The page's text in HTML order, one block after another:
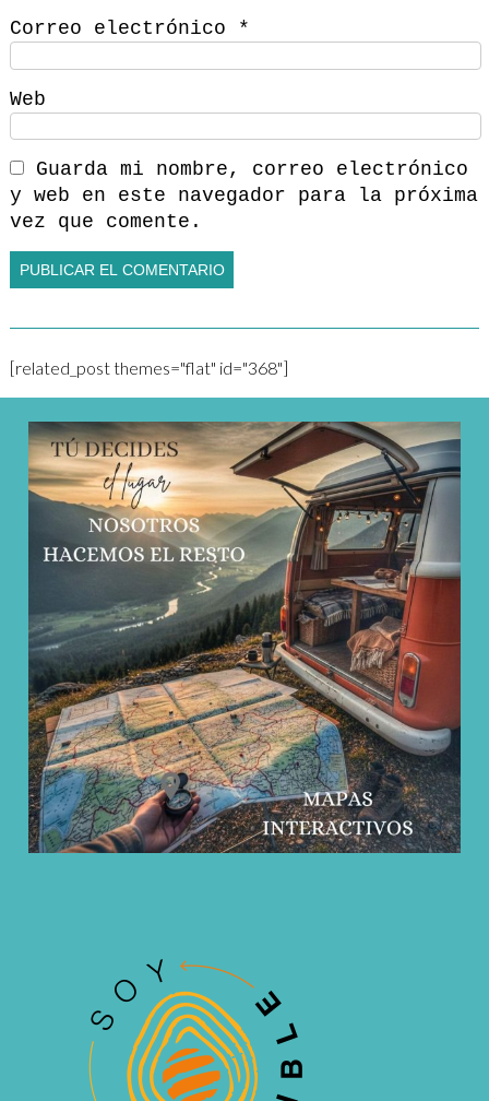
Correo electrónico *
Web
Guarda mi nombre, correo electrónico
y web en este navegador para la próxima
vez que comente.
[related_post themes="flat" id="368"]